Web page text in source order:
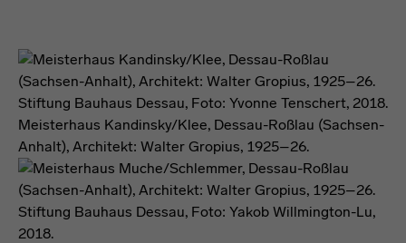
Stiftung Bauhaus Dessau, Foto: Yvonne Tenschert, 2018.
Meisterhaus Kandinsky/Klee, Dessau-Roßlau (Sachsen-
Anhalt), Architekt: Walter Gropius, 1925–26.
Stiftung Bauhaus Dessau, Foto: Yakob Willmington-Lu,
2018.